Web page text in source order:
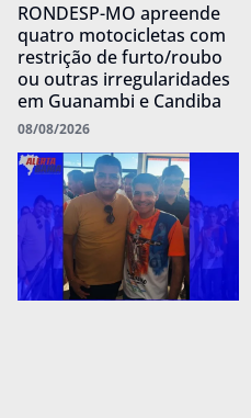
RONDESP-MO apreende
quatro motocicletas com
restrição de furto/roubo
ou outras irregularidades
em Guanambi e Candiba
08/08/2026